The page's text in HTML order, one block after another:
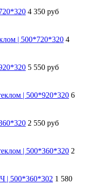
4 350 руб
| 500*720*320 4
5 550 руб
| 500*920*320 6
2 550 руб
| 500*360*320 2
| 500*360*302 1 580